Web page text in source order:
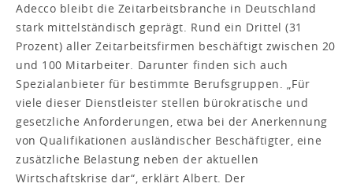
Adecco bleibt die Zeitarbeitsbranche in Deutschland
stark mittelständisch geprägt. Rund ein Drittel (31
Prozent) aller Zeitarbeitsfirmen beschäftigt zwischen 20
und 100 Mitarbeiter. Darunter finden sich auch
Spezialanbieter für bestimmte Berufsgruppen. „Für
viele dieser Dienstleister stellen bürokratische und
gesetzliche Anforderungen, etwa bei der Anerkennung
von Qualifikationen ausländischer Beschäftigter, eine
zusätzliche Belastung neben der aktuellen
Wirtschaftskrise dar“, erklärt Albert. Der